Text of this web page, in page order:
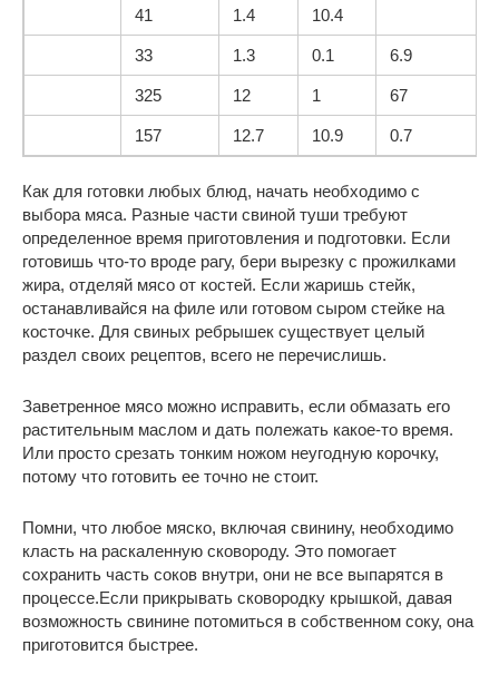
41 1.4 10.4
33 1.3 0.1 6.9
325 12 1 67
157 12.7 10.9 0.7
Как для готовки любых блюд, начать необходимо с
выбора мяса. Разные части свиной туши требуют
определенное время приготовления и подготовки. Если
готовишь что-то вроде рагу, бери вырезку с прожилками
жира, отделяй мясо от костей. Если жаришь стейк,
останавливайся на филе или готовом сыром стейке на
косточке. Для свиных ребрышек существует целый
раздел своих рецептов, всего не перечислишь.
Заветренное мясо можно исправить, если обмазать его
растительным маслом и дать полежать какое-то время.
Или просто срезать тонким ножом неугодную корочку,
потому что готовить ее точно не стоит.
Помни, что любое мяско, включая свинину, необходимо
класть на раскаленную сковороду. Это помогает
сохранить часть соков внутри, они не все выпарятся в
процессе.Если прикрывать сковородку крышкой, давая
возможность свинине потомиться в собственном соку, она
приготовится быстрее.